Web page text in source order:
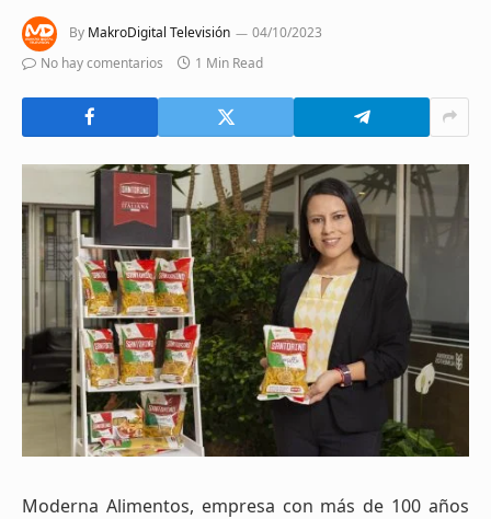
By MakroDigital Televisión
04/10/2023
No hay comentarios
1 Min Read
Moderna Alimentos, empresa con más de 100 años